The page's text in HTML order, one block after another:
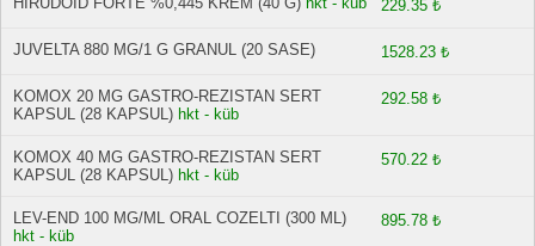
229.35 ₺
JUVELTA 880 MG/1 G GRANUL (20 SASE) 1528.23 ₺
KOMOX 20 MG GASTRO-REZISTAN SERT
KAPSUL (28 KAPSUL) hkt - küb
292.58 ₺
KOMOX 40 MG GASTRO-REZISTAN SERT
KAPSUL (28 KAPSUL) hkt - küb
570.22 ₺
LEV-END 100 MG/ML ORAL COZELTI (300 ML)
hkt - küb
895.78 ₺